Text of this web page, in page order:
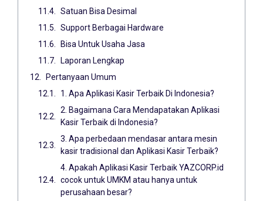
Satuan Bisa Desimal
Support Berbagai Hardware
Bisa Untuk Usaha Jasa
Laporan Lengkap
Pertanyaan Umum
1. Apa Aplikasi Kasir Terbaik Di Indonesia?
2. Bagaimana Cara Mendapatakan Aplikasi
Kasir Terbaik di Indonesia?
3. Apa perbedaan mendasar antara mesin
kasir tradisional dan Aplikasi Kasir Terbaik?
4. Apakah Aplikasi Kasir Terbaik YAZCORP.id
cocok untuk UMKM atau hanya untuk
perusahaan besar?